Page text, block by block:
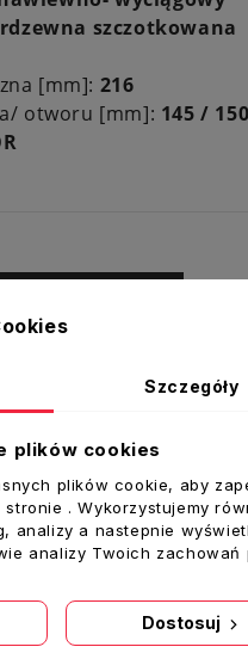
szczotkowana
[mm]: 216
otworu [mm]: 145 / 150
produktów
Szczegóły
plików cookies
plików cookie, aby
. Wykorzystujemy
analizy a nastepnie
analizy Twoich zachowań
Dostosuj